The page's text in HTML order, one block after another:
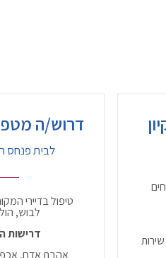
דרוש/ה
לבית פנחס
טיפול בדיירי
לבוש,
דרישות